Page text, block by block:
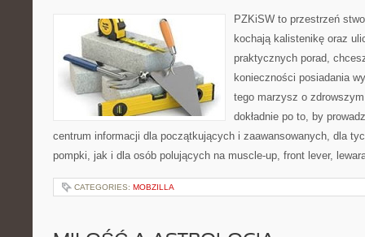
PZKiSW to przestrzeń
kochają kalistenikę oraz
praktycznych porad,
konieczności posiadania
tego marzysz o
dokładnie po to, by
centrum informacji dla początkujących i zaawansowanych, dla
pompki, jak i dla osób polujących na muscle-up, front lever,
CATEGORIES: MOBZILLA